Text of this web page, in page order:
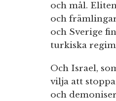
och mål.
och
och Sverige
turkiska
Och Israel,
vilja att
och